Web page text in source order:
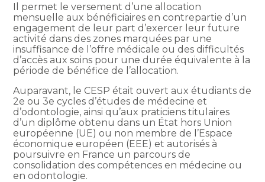
Il permet le versement d’une allocation
mensuelle aux bénéficiaires en contrepartie d’un
engagement de leur part d’exercer leur future
activité dans des zones marquées par une
insuffisance de l’offre médicale ou des difficultés
d’accès aux soins pour une durée équivalente à la
période de bénéfice de l’allocation.
Auparavant, le CESP était ouvert aux étudiants de
2e ou 3e cycles d’études de médecine et
d’odontologie, ainsi qu’aux praticiens titulaires
d’un diplôme obtenu dans un État hors Union
européenne (UE) ou non membre de l’Espace
économique européen (EEE) et autorisés à
poursuivre en France un parcours de
consolidation des compétences en médecine ou
en odontologie.